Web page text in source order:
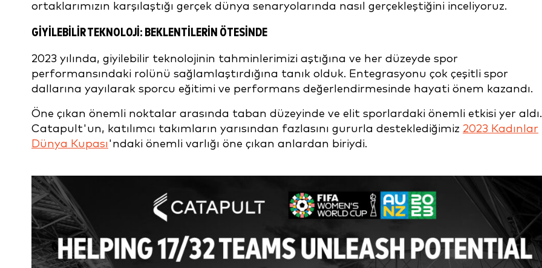
ortaklarımızın karşılaştığı gerçek dünya senaryolarında nasıl gerçekleştiğini inceliyoruz.
GIYILEBILIR TEKNOLOJI: BEKLENTILERIN ÖTESINDE
2023 yılında, giyilebilir teknolojinin tahminlerimizi aştığına ve her düzeyde spor
performansındaki rolünü sağlamlaştırdığına tanık olduk. Entegrasyonu çok çeşitli spor
dallarına yayılarak sporcu eğitimi ve performans değerlendirmesinde hayati önem kazandı.
Öne çıkan önemli noktalar arasında taban düzeyinde ve elit sporlardaki önemli etkisi yer aldı.
Catapult'un, katılımcı takımların yarısından fazlasını gururla desteklediğimiz 2023 Kadınlar
Dünya Kupası'ndaki önemli varlığı öne çıkan anlardan biriydi.